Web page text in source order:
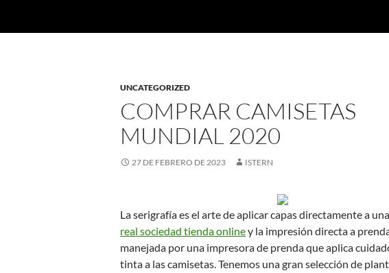
UNCATEGORIZED
COMPRAR CAMISETAS
MUNDIAL 2020
27 DE FEBRERO DE 2023 ISTERN
La serigrafía es el arte de aplicar capas directamente a
real sociedad tienda onliney la impresión directa a
manejada por una impresora de prenda que aplica
tinta a las camisetas. Tenemos una gran selección de